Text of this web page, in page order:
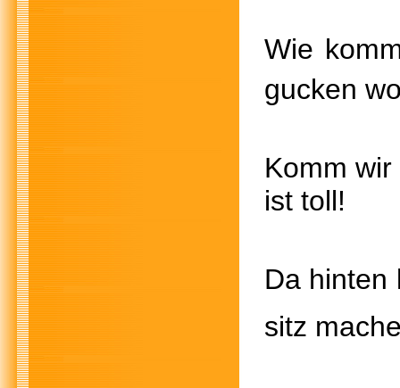
Wie
gucken
Komm
ist
Da
sitz